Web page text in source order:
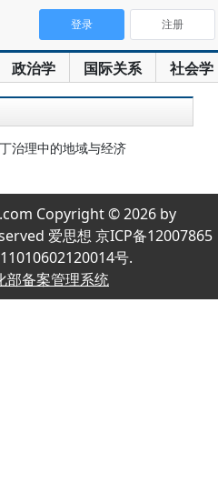
政治学 国际关系 社会学
登录 注册
治理中的地域与经济
Copyright © 2026 by
爱思想 京ICP备12007865
号.
部备案管理系统